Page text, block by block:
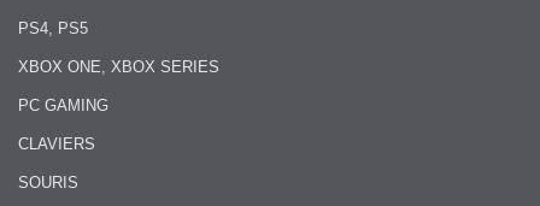
PS4, PS5
XBOX ONE, XBOX SERIES
PC GAMING
CLAVIERS
SOURIS